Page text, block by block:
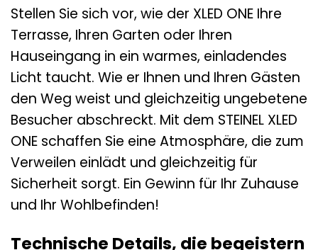
Stellen Sie sich vor, wie der XLED ONE Ihre
Terrasse, Ihren Garten oder Ihren
Hauseingang in ein warmes, einladendes
Licht taucht. Wie er Ihnen und Ihren Gästen
den Weg weist und gleichzeitig ungebetene
Besucher abschreckt. Mit dem STEINEL XLED
ONE schaffen Sie eine Atmosphäre, die zum
Verweilen einlädt und gleichzeitig für
Sicherheit sorgt. Ein Gewinn für Ihr Zuhause
und Ihr Wohlbefinden!
Technische Details, die begeistern